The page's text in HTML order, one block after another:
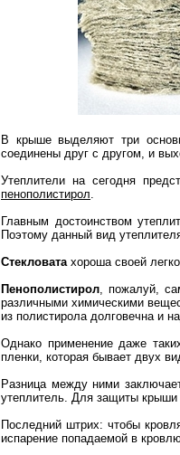
В крыше выделяют три
соединены друг с другом, и
Утеплители на сегодня
пенополистирол.
Главным достоинством
Поэтому данный вид
Стекловатахороша своей
Пенополистирол, пожалуй,
различными химическими
из полистирола долговечна и
Однако применение даже
пленки, которая бывает двух
Разница между ними
утеплитель. Для защиты крыши
Последний штрих: чтобы
испарение попадаемой в